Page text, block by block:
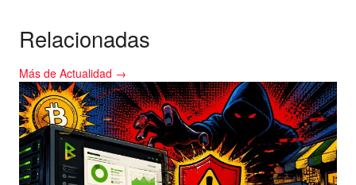
Relacionadas
Más de Actualidad →